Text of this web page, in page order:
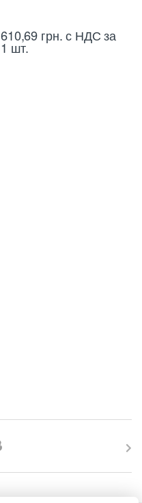
610,69 грн.с НДС за
1 шт.